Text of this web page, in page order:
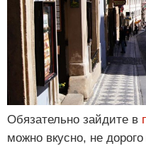
Обязательно зайдите в
можно вкусно, не